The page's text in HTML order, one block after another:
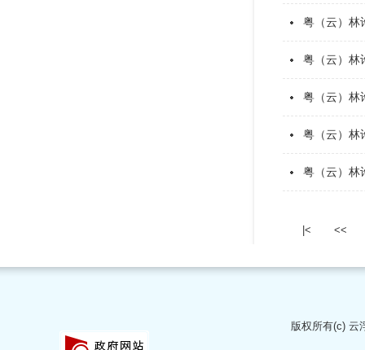
粤（云）林
粤（云）林
粤（云）林
粤（云）林
粤（云）林
|< <<
版权所有(c) 云